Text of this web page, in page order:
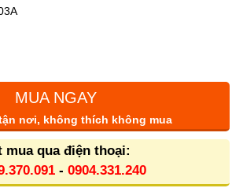
MUA NGAY
nơi, không thích không mua
mua qua điện thoại:
- 0904.331.240